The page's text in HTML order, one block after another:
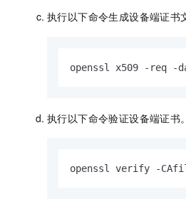
执行以下命令生成设备端证书
openssl x509 -req
执行以下命令验证设备端证书。
openssl verify -